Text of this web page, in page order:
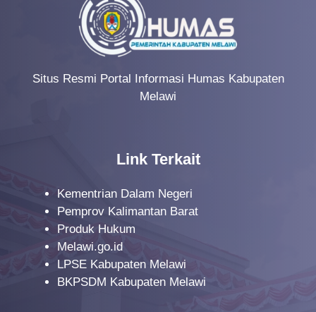
Situs Resmi Portal Informasi Humas Kabupaten
Melawi
Link Terkait
Kementrian Dalam Negeri
Pemprov Kalimantan Barat
Produk Hukum
Melawi.go.id
LPSE Kabupaten Melawi
BKPSDM Kabupaten Melawi